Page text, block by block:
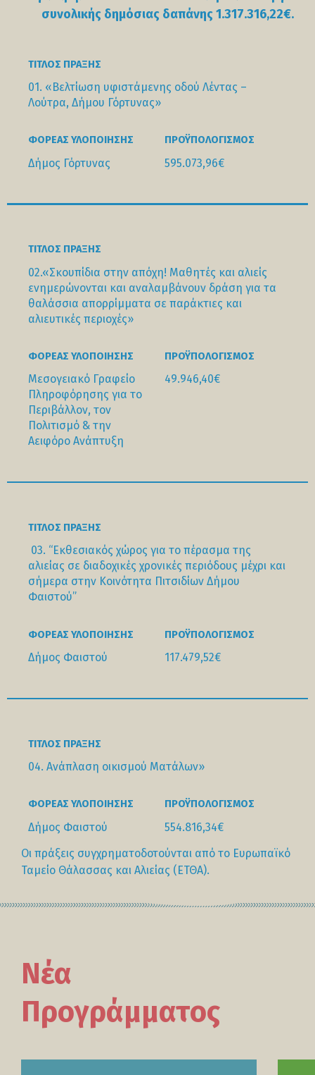
συνολικής δημόσιας δαπάνης 1.317.316,22€.
ΤΊΤΛΟΣ ΠΡΆΞΗΣ
01. «Βελτίωση υφιστάμενης οδού Λέντας –
Λούτρα, Δήμου Γόρτυνας»
ΦΟΡΕΑΣ ΥΛΟΠΟΙΗΣΗΣ
Δήμος Γόρτυνας
ΠΡΟΫΠΟΛΟΓΙΣΜΟΣ
595.073,96€
ΤΊΤΛΟΣ ΠΡΆΞΗΣ
02.«Σκουπίδια στην απόχη! Μαθητές και αλιείς
ενημερώνονται και αναλαμβάνουν δράση για τα
θαλάσσια απορρίμματα σε παράκτιες και
αλιευτικές περιοχές»
ΦΟΡΕΑΣ ΥΛΟΠΟΙΗΣΗΣ
Μεσογειακό Γραφείο
Πληροφόρησης για το
Περιβάλλον, τον
Πολιτισμό & την
Αειφόρο Ανάπτυξη
ΠΡΟΫΠΟΛΟΓΙΣΜΟΣ
49.946,40€
ΤΊΤΛΟΣ ΠΡΆΞΗΣ
03. “Εκθεσιακός χώρος για το πέρασμα της
αλιείας σε διαδοχικές χρονικές περιόδους μέχρι και
σήμερα στην Κοινότητα Πιτσιδίων Δήμου
Φαιστού”
ΦΟΡΕΑΣ ΥΛΟΠΟΙΗΣΗΣ
Δήμος Φαιστού
ΠΡΟΫΠΟΛΟΓΙΣΜΟΣ
117.479,52€
ΤΊΤΛΟΣ ΠΡΆΞΗΣ
04. Ανάπλαση οικισμού Ματάλων»
ΦΟΡΕΑΣ ΥΛΟΠΟΙΗΣΗΣ
Δήμος Φαιστού
ΠΡΟΫΠΟΛΟΓΙΣΜΟΣ
554.816,34€
Οι πράξεις συγχρηματοδοτούνται από το Ευρωπαϊκό
Ταμείο Θάλασσας και Αλιείας (ΕΤΘΑ).
Νέα
Προγράμματος